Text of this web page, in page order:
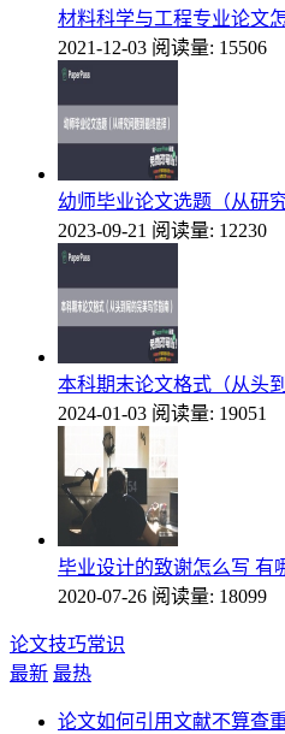
材料科学与工程专业论文
2021-12-03 阅读量: 15506
幼师毕业论文选题（从研
2023-09-21 阅读量: 12230
本科期末论文格式（从头
2024-01-03 阅读量: 19051
毕业设计的致谢怎么写 有
2020-07-26 阅读量: 18099
论文技巧常识
最新 最热
论文如何引用文献不算查